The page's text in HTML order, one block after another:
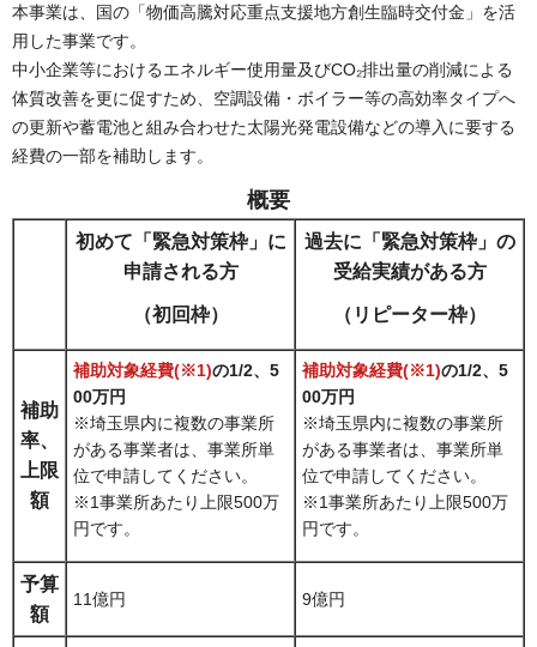
本事業は、国の「物価高騰対応重点支援地方創生臨時交付金」を活
用した事業です。
中小企業等におけるエネルギー使用量及びCO₂排出量の削減による
体質改善を更に促すため、空調設備・ボイラー等の高効率タイプへ
の更新や蓄電池と組み合わせた太陽光発電設備などの導入に要する
経費の一部を補助します。
概要
初めて「緊急対策枠」に
申請される方
（初回枠）
過去に「緊急対策枠」の
受給実績がある方
（リピーター枠）
補助
率、
上限
額
補助対象経費(※1)の1/2、5
00万円
※埼玉県内に複数の事業所
がある事業者は、事業所単
位で申請してください。
※1事業所あたり上限500万
円です。
補助対象経費(※1)の1/2、5
00万円
※埼玉県内に複数の事業所
がある事業者は、事業所単
位で申請してください。
※1事業所あたり上限500万
円です。
予算
額
11億円 9億円